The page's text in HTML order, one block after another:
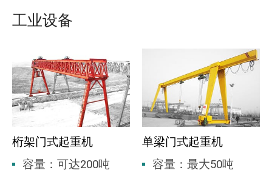
工业设备
桁架门式起重机
容量：可达200吨
单梁门式起重机
容量：最大50吨